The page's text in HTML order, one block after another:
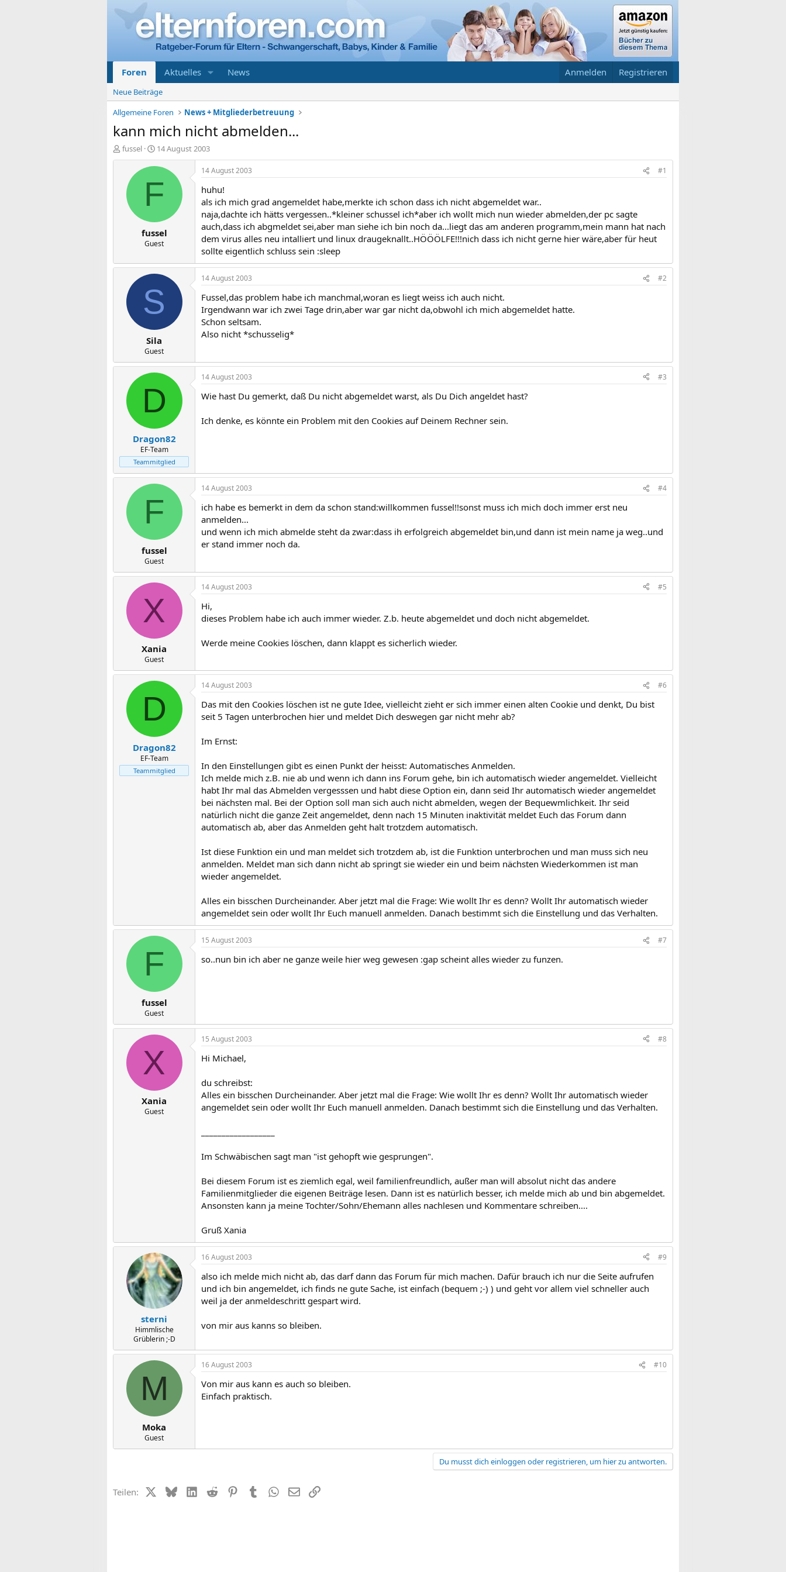
Foren Aktuelles News Anmelden Registrieren
Neue Beiträge
Allgemeine Foren
News + Mitgliederbetreuung
kann mich nicht abmelden...
E
r
fussel
E
r
s
t
a
m
14 August 2003
F
fussel
Guest
14 August 2003 #1
huhu!
als ich mich grad angemeldet habe,merkte ich schon dass ich nicht abgemeldet war..
naja,dachte ich hätts vergessen..*kleiner schussel ich*aber ich wollt mich nun wieder abmelden,der pc sagte
auch,dass ich abgmeldet sei,aber man siehe ich bin noch da...liegt das am anderen programm,mein mann hat nach
dem virus alles neu intalliert und linux draugeknallt..HÖÖÖLFE!!!nich dass ich nicht gerne hier wäre,aber für heut
sollte eigentlich schluss sein :sleep
S
Sila
Guest
14 August 2003 #2
Fussel,das problem habe ich manchmal,woran es liegt weiss ich auch nicht.
Irgendwann war ich zwei Tage drin,aber war gar nicht da,obwohl ich mich abgemeldet hatte.
Schon seltsam.
Also nicht *schusselig*
D
Dragon82
EF-Team
Teammitglied
14 August 2003 #3
Wie hast Du gemerkt, daß Du nicht abgemeldet warst, als Du Dich angeldet hast?
Ich denke, es könnte ein Problem mit den Cookies auf Deinem Rechner sein.
F
fussel
Guest
14 August 2003 #4
ich habe es bemerkt in dem da schon stand:willkommen fussel!!sonst muss ich mich doch immer erst neu
anmelden...
und wenn ich mich abmelde steht da zwar:dass ih erfolgreich abgemeldet bin,und dann ist mein name ja weg..und
er stand immer noch da.
X
Xania
Guest
14 August 2003 #5
Hi,
dieses Problem habe ich auch immer wieder. Z.b. heute abgemeldet und doch nicht abgemeldet.
Werde meine Cookies löschen, dann klappt es sicherlich wieder.
D
Dragon82
EF-Team
Teammitglied
14 August 2003 #6
Das mit den Cookies löschen ist ne gute Idee, vielleicht zieht er sich immer einen alten Cookie und denkt, Du bist
seit 5 Tagen unterbrochen hier und meldet Dich deswegen gar nicht mehr ab?
Im Ernst:
In den Einstellungen gibt es einen Punkt der heisst: Automatisches Anmelden.
Ich melde mich z.B. nie ab und wenn ich dann ins Forum gehe, bin ich automatisch wieder angemeldet. Vielleicht
habt Ihr mal das Abmelden vergesssen und habt diese Option ein, dann seid Ihr automatisch wieder angemeldet
bei nächsten mal. Bei der Option soll man sich auch nicht abmelden, wegen der Bequewmlichkeit. Ihr seid
natürlich nicht die ganze Zeit angemeldet, denn nach 15 Minuten inaktivität meldet Euch das Forum dann
automatisch ab, aber das Anmelden geht halt trotzdem automatisch.
Ist diese Funktion ein und man meldet sich trotzdem ab, ist die Funktion unterbrochen und man muss sich neu
anmelden. Meldet man sich dann nicht ab springt sie wieder ein und beim nächsten Wiederkommen ist man
wieder angemeldet.
Alles ein bisschen Durcheinander. Aber jetzt mal die Frage: Wie wollt Ihr es denn? Wollt Ihr automatisch wieder
angemeldet sein oder wollt Ihr Euch manuell anmelden. Danach bestimmt sich die Einstellung und das Verhalten.
F
fussel
Guest
15 August 2003 #7
so..nun bin ich aber ne ganze weile hier weg gewesen :gap scheint alles wieder zu funzen.
X
Xania
Guest
15 August 2003 #8
Hi Michael,
du schreibst:
Alles ein bisschen Durcheinander. Aber jetzt mal die Frage: Wie wollt Ihr es denn? Wollt Ihr automatisch wieder
angemeldet sein oder wollt Ihr Euch manuell anmelden. Danach bestimmt sich die Einstellung und das Verhalten.
Im Schwäbischen sagt man "ist gehopft wie gesprungen".
Bei diesem Forum ist es ziemlich egal, weil familienfreundlich, außer man will absolut nicht das andere
Familienmitglieder die eigenen Beiträge lesen. Dann ist es natürlich besser, ich melde mich ab und bin abgemeldet.
Ansonsten kann ja meine Tochter/Sohn/Ehemann alles nachlesen und Kommentare schreiben....
Gruß Xania
sterni
Himmlische
Grüblerin ;-D
16 August 2003 #9
also ich melde mich nicht ab, das darf dann das Forum für mich machen. Dafür brauch ich nur die Seite aufrufen
und ich bin angemeldet, ich finds ne gute Sache, ist einfach (bequem ;-) ) und geht vor allem viel schneller auch
weil ja der anmeldeschritt gespart wird.
von mir aus kanns so bleiben.
M
Moka
Guest
16 August 2003 #10
Von mir aus kann es auch so bleiben.
Einfach praktisch.
Du musst dich einloggen oder registrieren, um hier zu antworten.
Teilen: X (Twitter)
BlueskyLinkedIn
Reddit PinterestTumblrWhatsApp
E-MailLink